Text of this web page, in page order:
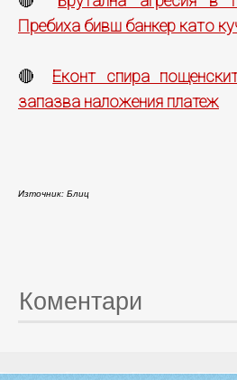
Пребиха бивш банкер като
🔴 Еконт спира
запазва наложения платеж
Източник: Блиц
Коментари